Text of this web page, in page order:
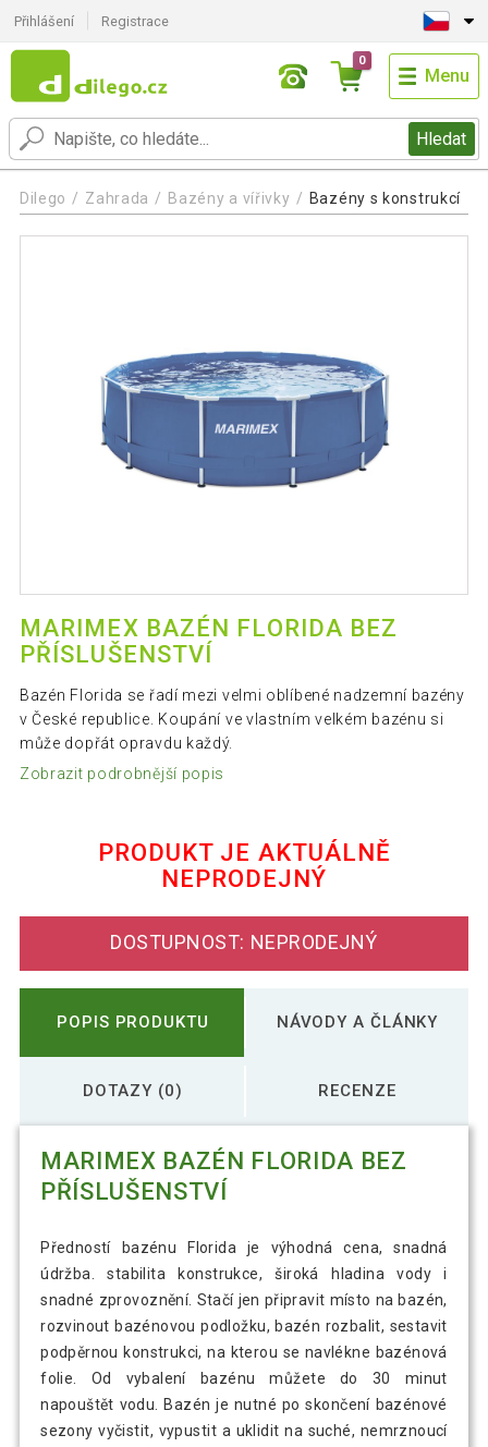
Přihlášení Registrace
Hledat
0
Menu
Dilego Zahrada Bazény a vířivky Bazény s konstrukcí
MARIMEX BAZÉN FLORIDA BEZ
PŘÍSLUŠENSTVÍ
Bazén Florida se řadí mezi velmi oblíbené nadzemní bazény
v České republice. Koupání ve vlastním velkém bazénu si
může dopřát opravdu každý.
Zobrazit podrobnější popis
PRODUKT JE AKTUÁLNĚ
NEPRODEJNÝ
DOSTUPNOST: NEPRODEJNÝ
POPIS PRODUKTU NÁVODY A ČLÁNKY
DOTAZY (0) RECENZE
MARIMEX BAZÉN FLORIDA BEZ
PŘÍSLUŠENSTVÍ
Předností bazénu Florida je výhodná cena, snadná
údržba. stabilita konstrukce, široká hladina vody i
snadné zprovoznění. Stačí jen připravit místo na bazén,
rozvinout bazénovou podložku, bazén rozbalit, sestavit
podpěrnou konstrukci, na kterou se navlékne bazénová
folie. Od vybalení bazénu můžete do 30 minut
napouštět vodu. Bazén je nutné po skončení bazénové
sezony vyčistit, vypustit a uklidit na suché, nemrznoucí